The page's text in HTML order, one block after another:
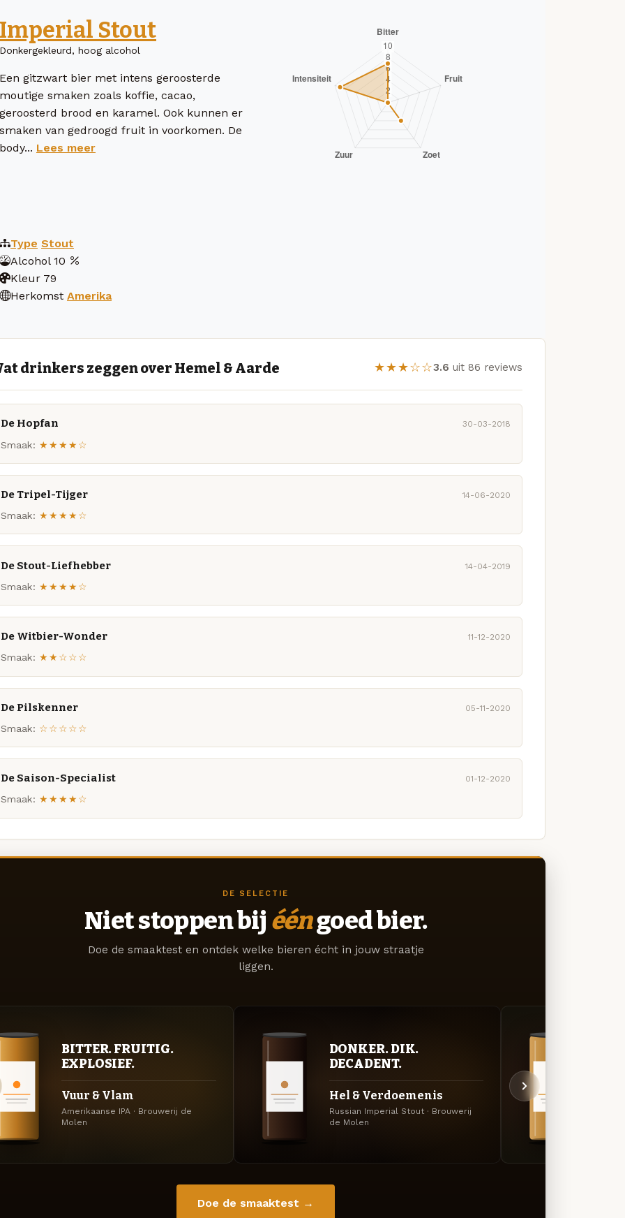
Imperial Stout
Donkergekleurd, hoog alcohol
Een gitzwart bier met intens geroosterde
moutige smaken zoals koffie, cacao,
geroosterd brood en karamel. Ook kunnen er
smaken van gedroogd fruit in voorkomen. De
body... Lees meer
Type Stout
Alcohol 10
Kleur 79
Herkomst Amerika
drinkers zeggen over Hemel & Aarde ★★★☆☆3.6 uit 86 reviews
De Hopfan 30-03-2018
Smaak: ★★★★☆
De Tripel-Tijger 14-06-2020
Smaak: ★★★★☆
De Stout-Liefhebber 14-04-2019
Smaak: ★★★★☆
De Witbier-Wonder 11-12-2020
Smaak: ★★☆☆☆
De Pilskenner 05-11-2020
Smaak: ☆☆☆☆☆
De Saison-Specialist 01-12-2020
Smaak: ★★★★☆
DE SELECTIE
Niet stoppen bij ééngoed bier.
Doe de smaaktest en ontdek welke bieren écht in jouw straatje
liggen.
BITTER. FRUITIG.
EXPLOSIEF.
Vuur & Vlam
Amerikaanse IPA · Brouwerij de
Molen
DONKER. DIK.
DECADENT.
Hel & Verdoemenis
Russian Imperial Stout · Brouwerij
de Molen
Doe de smaaktest →